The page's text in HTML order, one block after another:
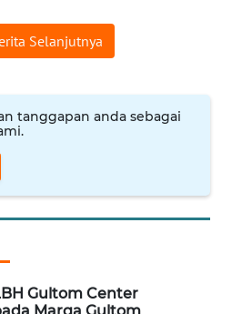
Selanjutnya
tanggapan anda sebagai
Gultom Center